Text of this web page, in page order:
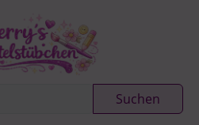
Suchen